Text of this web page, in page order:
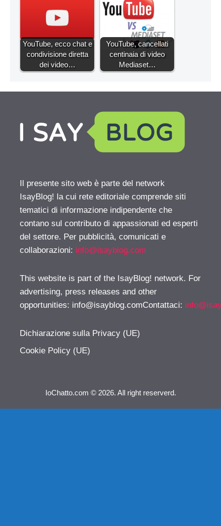
YouTube, ecco chat e
condivisione diretta
dei video…
YouTube, cancellati
centinaia di video
Mediaset…
Il presente sito web è parte del network
IsayBlog! la cui rete editoriale comprende siti
tematici di informazione indipendente che
contano sul contributo di appassionati ed esperti
del settore. Per pubblicità, comunicati e
collaborazioni: info@isayblog.com
This website is part of the IsayBlog! network. For
advertising, press releases and other
opportunities: info@isayblog.comContattaci:
Dichiarazione sulla Privacy (UE)
Cookie Policy (UE)
IoChatto.com © 2026. All right reserverd.